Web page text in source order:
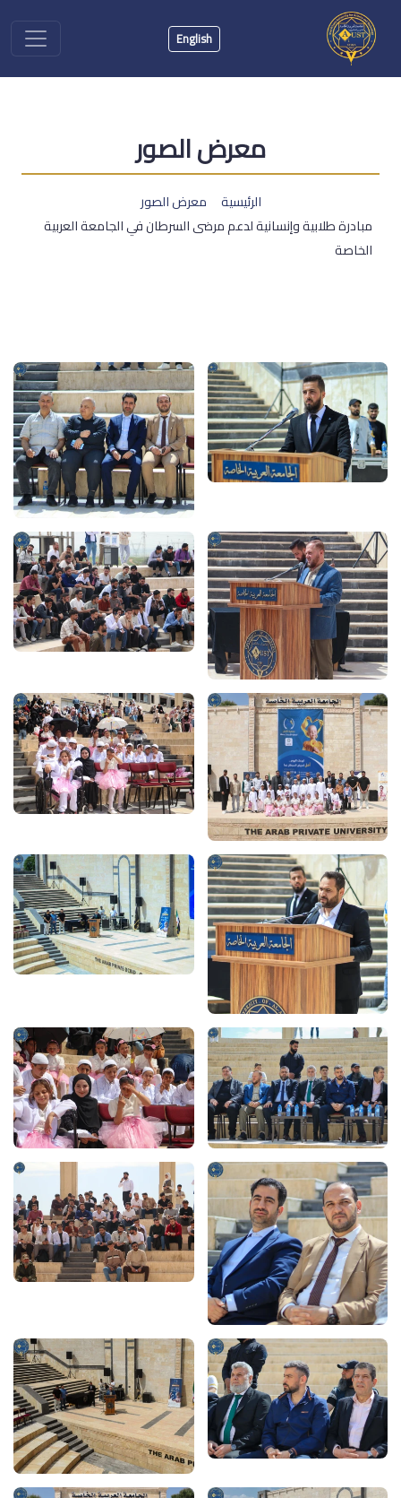
English
معرض الصور
الرئيسية
معرض الصور
مبادرة طلابية وإنسانية لدعم مرضى السرطان في الجامعة العربية
الخاصة